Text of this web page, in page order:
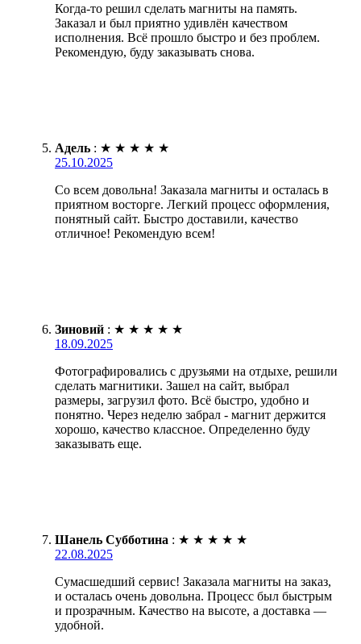
Когда-то решил сделать магниты на память.
Заказал и был приятно удивлён качеством
исполнения. Всё прошло быстро и без проблем.
Рекомендую, буду заказывать снова.
Адель : ★ ★ ★ ★ ★
25.10.2025
Со всем довольна! Заказала магниты и осталась в
приятном восторге. Легкий процесс оформления,
понятный сайт. Быстро доставили, качество
отличное! Рекомендую всем!
Зиновий : ★ ★ ★ ★ ★
18.09.2025
Фотографировались с друзьями на отдыхе, решили
сделать магнитики. Зашел на сайт, выбрал
размеры, загрузил фото. Всё быстро, удобно и
понятно. Через неделю забрал - магнит держится
хорошо, качество классное. Определенно буду
заказывать еще.
Шанель Субботина : ★ ★ ★ ★ ★
22.08.2025
Сумасшедший сервис! Заказала магниты на заказ,
и осталась очень довольна. Процесс был быстрым
и прозрачным. Качество на высоте, а доставка —
удобной.